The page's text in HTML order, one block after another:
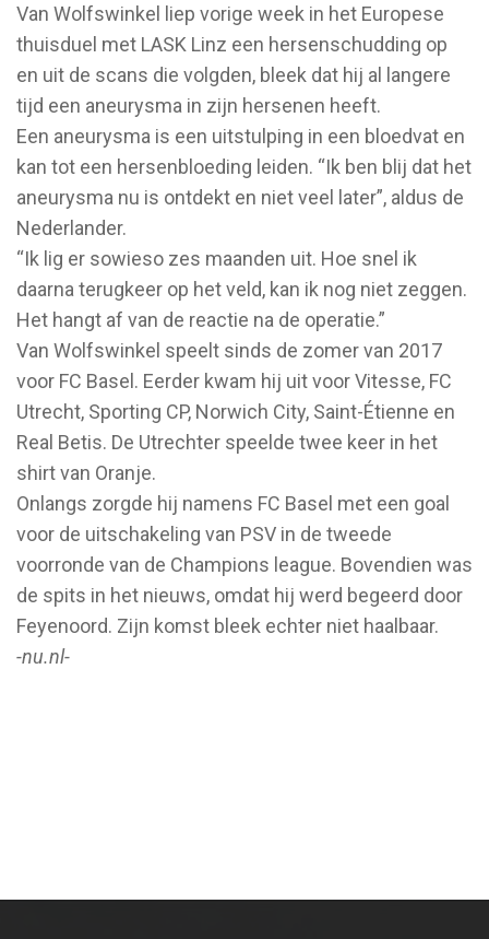
Van Wolfswinkel liep vorige week in het Europese
thuisduel met LASK Linz een hersenschudding op
en uit de scans die volgden, bleek dat hij al langere
tijd een aneurysma in zijn hersenen heeft.
Een aneurysma is een uitstulping in een bloedvat en
kan tot een hersenbloeding leiden. “Ik ben blij dat het
aneurysma nu is ontdekt en niet veel later”, aldus de
Nederlander.
“Ik lig er sowieso zes maanden uit. Hoe snel ik
daarna terugkeer op het veld, kan ik nog niet zeggen.
Het hangt af van de reactie na de operatie.”
Van Wolfswinkel speelt sinds de zomer van 2017
voor FC Basel. Eerder kwam hij uit voor Vitesse, FC
Utrecht, Sporting CP, Norwich City, Saint-Étienne en
Real Betis. De Utrechter speelde twee keer in het
shirt van Oranje.
Onlangs zorgde hij namens FC Basel met een goal
voor de uitschakeling van PSV in de tweede
voorronde van de Champions league. Bovendien was
de spits in het nieuws, omdat hij werd begeerd door
Feyenoord. Zijn komst bleek echter niet haalbaar.
-nu.nl-